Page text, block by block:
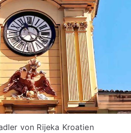
von Rijeka Kroatien